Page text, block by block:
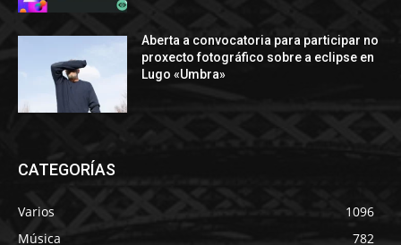
Aberta a convocatoria para participar no
proxecto fotográfico sobre a eclipse en
Lugo «Umbra»
CATEGORÍAS
Varios
1096
Música
782